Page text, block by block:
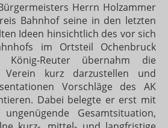
Herrn Holzammer
Bahnhof seine in den letzten
Ideen hinsichtlich des vor sich
im Ortsteil Ochenbruck
König-Reuter übernahm die
Verein kurz darzustellen und
Vorschläge des AK
Dabei belegte er erst mit
Gesamtsituation,